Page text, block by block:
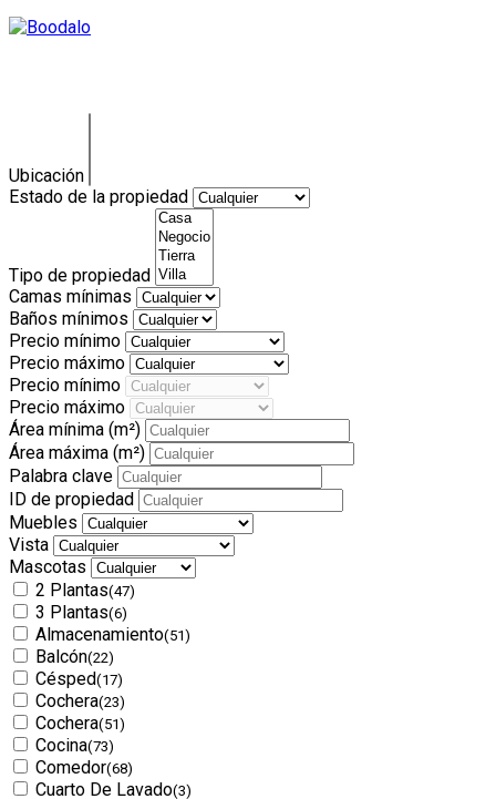
Ubicación
Estado de la propiedad
Tipo de propiedad
Camas mínimas
Baños mínimos
Precio mínimo
Precio máximo
Precio mínimo
Precio máximo
Área mínima (m²)
Área máxima (m²)
Palabra clave
ID de propiedad
Muebles
Vista
Mascotas
2 Plantas(47)
3 Plantas(6)
Almacenamiento(51)
Balcón(22)
Césped(17)
Cochera(23)
Cochera(51)
Cocina(73)
Comedor(68)
Cuarto De Lavado(3)